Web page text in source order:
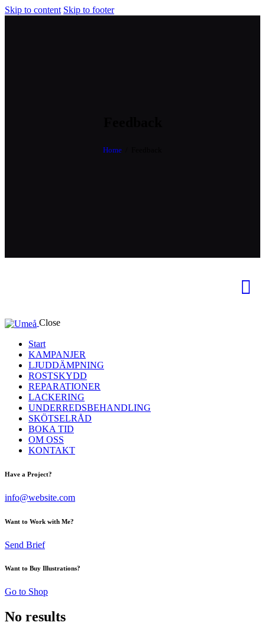
Skip to content Skip to footer
Home
Close
Start
KAMPANJER
LJUDDÄMPNING
ROSTSKYDD
REPARATIONER
LACKERING
UNDERREDSBEHANDLING
SKÖTSELRÅD
BOKA TID
OM OSS
KONTAKT
Have a Project?
info@website.com
Want to Work with Me?
Send Brief
Want to Buy Illustrations?
Go to Shop
No results